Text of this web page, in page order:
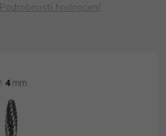
Podrobnosti hodnocení